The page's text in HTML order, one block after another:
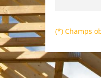
(*) Champs